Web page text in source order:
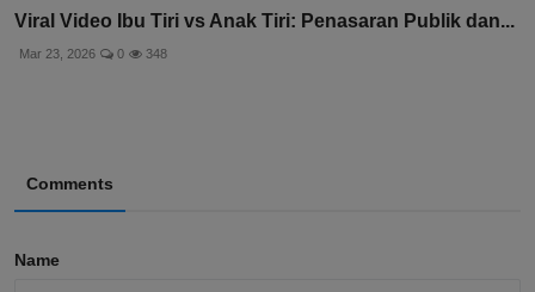
Viral Video Ibu Tiri vs Anak Tiri: Penasaran Publik dan...
Mar 23, 2026 0 348
Comments
Name